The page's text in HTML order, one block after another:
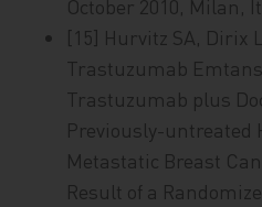
October 2010, Milan,
[15] Hurvitz SA, Dirix
Trastuzumab
Trastuzumab plus
Previously-untreated
Metastatic Breast
Result of a